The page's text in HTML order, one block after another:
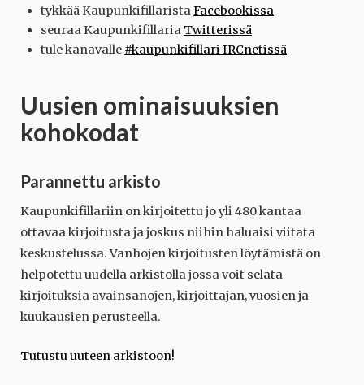
tykkää KaupunkifillaristaFacebookissa
seuraa Kaupunkifillaria Twitterissä
tule kanavalle #kaupunkifillari IRCnetissä
Uusien ominaisuuksien
kohokodat
Parannettu arkisto
Kaupunkifillariin on kirjoitettu jo yli 480 kantaa
ottavaa kirjoitusta ja joskus niihin haluaisi viitata
keskustelussa. Vanhojen kirjoitusten löytämistä on
helpotettu uudella arkistolla jossa voit selata
kirjoituksia avainsanojen, kirjoittajan, vuosien ja
kuukausien perusteella.
Tutustu uuteen arkistoon!